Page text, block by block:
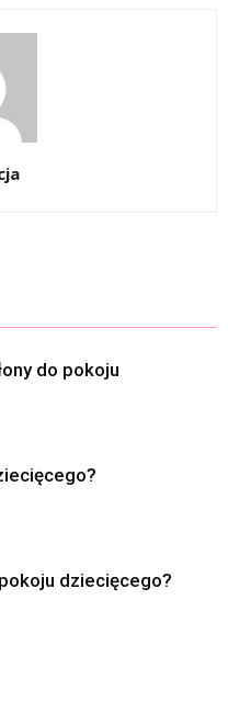
do pokoju
dziecięcego?